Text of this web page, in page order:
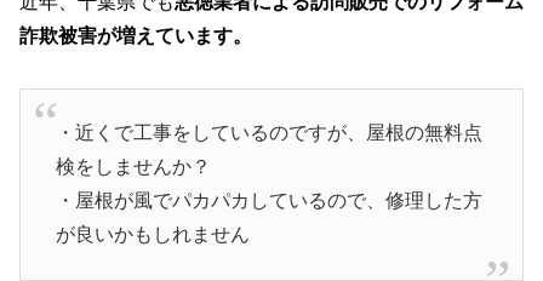
詐欺被害が増えています。
・近くで工事をしているのですが、屋根の無料点
検をしませんか？
・屋根が風でパカパカしているので、修理した方
が良いかもしれません